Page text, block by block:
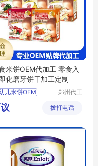
米饼OEM代加工 零食入
化磨牙饼干加工定制
儿米饼OEM
幼儿米饼代加工
儿米饼加工定制
饼干代加工
郑州代工
技有限公
拨打电话